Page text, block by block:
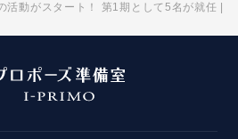
活動がスタート！ 第1期として5名が就任 |